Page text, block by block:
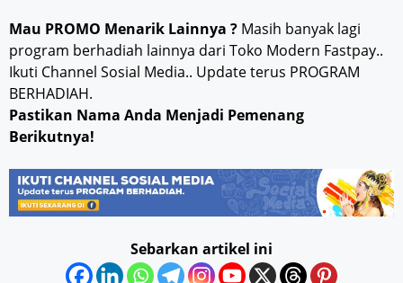
Mau PROMO Menarik Lainnya ? Masih banyak lagi
program berhadiah lainnya dari Toko Modern Fastpay..
Ikuti Channel Sosial Media.. Update terus PROGRAM
BERHADIAH.
Pastikan Nama Anda Menjadi Pemenang
Berikutnya!
Sebarkan artikel ini